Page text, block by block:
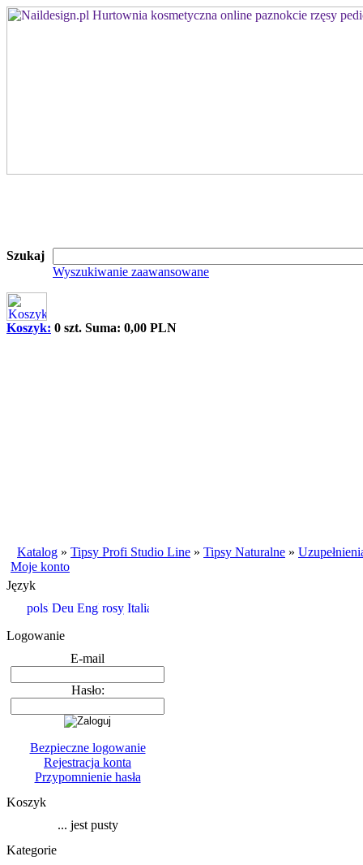
Szukaj
Wyszukiwanie zaawansowane
Koszyk: 0 szt. Suma: 0,00 PLN
Katalog » Tipsy Profi Studio Line » Tipsy Naturalne »
Moje konto
Język
Logowanie
E-mail
Hasło:
Bezpieczne logowanie
Rejestracja konta
Przypomnienie hasła
Koszyk
... jest pusty
Kategorie